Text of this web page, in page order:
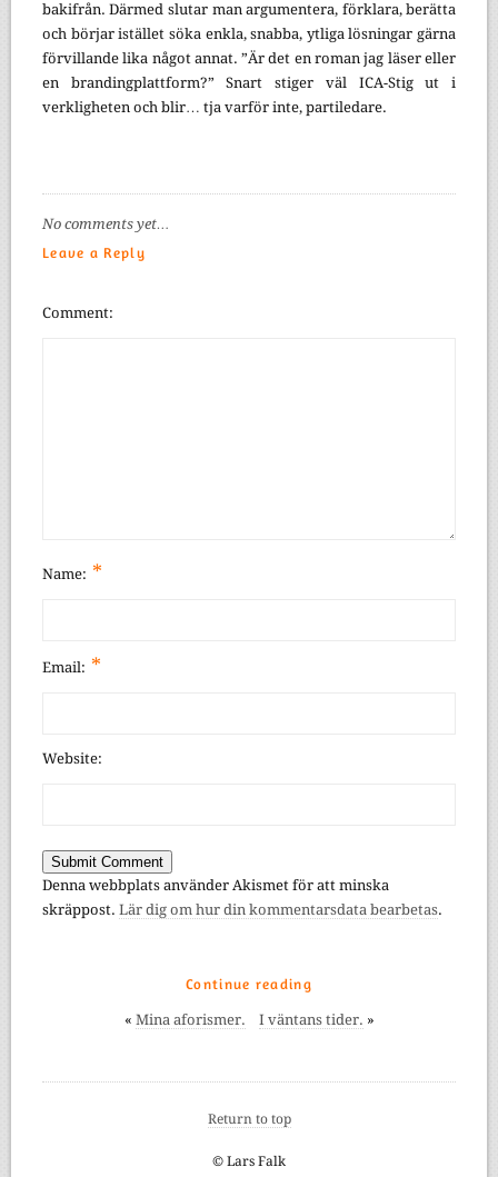
bakifrån. Därmed slutar man argumentera, förklara, berätta
och börjar istället söka enkla, snabba, ytliga lösningar gärna
förvillande lika något annat. ”Är det en roman jag läser eller
en brandingplattform?” Snart stiger väl ICA-Stig ut i
verkligheten och blir… tja varför inte, partiledare.
No comments yet…
Leave a Reply
Comment
Name: *
Email: *
Website:
Denna webbplats använder Akismet för att minska
skräppost. Lär dig om hur din kommentarsdata bearbetas.
Continue reading
« Mina aforismer. I väntans tider. »
Return to top
© Lars Falk